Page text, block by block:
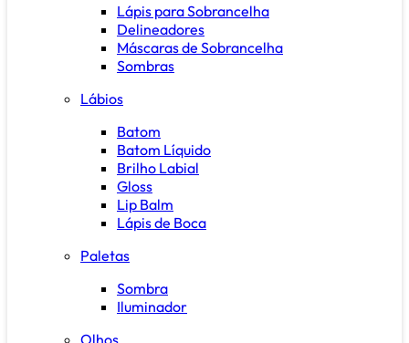
Lápis para Sobrancelha
Delineadores
Máscaras de Sobrancelha
Sombras
Lábios
Batom
Batom Líquido
Brilho Labial
Gloss
Lip Balm
Lápis de Boca
Paletas
Sombra
Iluminador
Olhos